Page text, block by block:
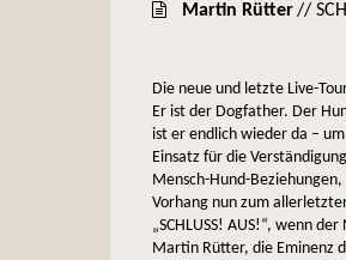
Martin Rütter//
Die neue und letzte Live-
Er ist der Dogfather. Der
ist er endlich wieder da –
Einsatz für die
Mensch-Hund-
Vorhang nun zum
„SCHLUSS! AUS!“, wenn
Martin Rütter, die Eminenz